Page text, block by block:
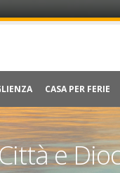
CASA PER FERIE
e